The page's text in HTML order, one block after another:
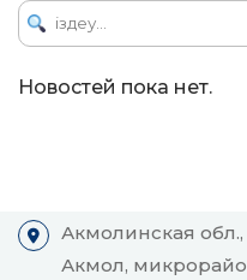
Новостей пока нет.
Акмолинская
Акмол,